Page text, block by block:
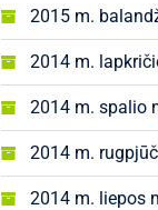
2015 m.
2014 m.
2014 m. spalio
2014 m.
2014 m. liepos